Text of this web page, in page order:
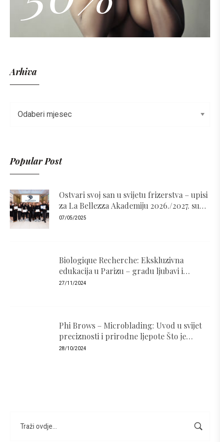
Arhiva
Popular Post
Ostvari svoj san u svijetu frizerstva – upisi
za La Bellezza Akademiju 2026./2027. su
otvoreni!
07/05/2025
Biologique Recherche: Ekskluzivna
edukacija u Parizu – gradu ljubavi i
luksuza
27/11/2024
Phi Brows – Microblading: Uvod u svijet
preciznosti i prirodne ljepote Što je
PhiBrows i zašto je popularan ?
28/10/2024